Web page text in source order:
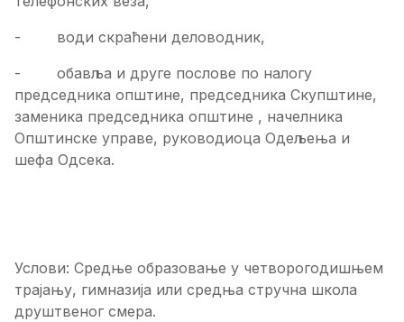
- води скраћени деловодник,
- обавља и друге послове по налогу
председника општине, председника Скупштине,
заменика председника општине , начелника
Општинске управе, руководиоца Одељења и
шефа Одсека.
Услови: Средње образовање у четворогодишњем
трајању, гимназија или средња стручна школа
друштвеног смера.